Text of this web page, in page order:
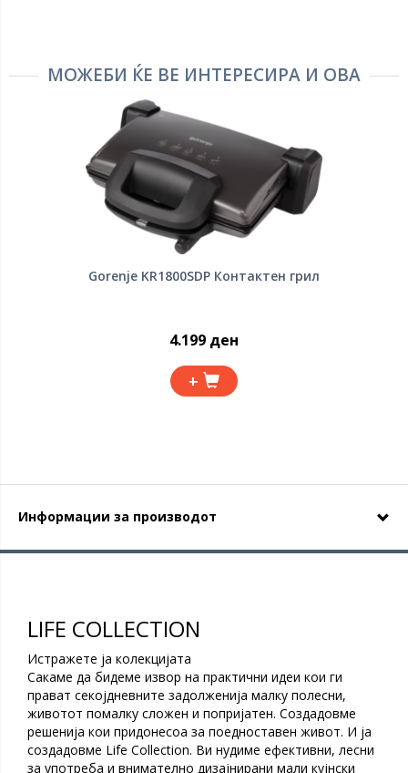
МОЖЕБИ ЌЕ ВЕ ИНТЕРЕСИРА И ОВА
Gorenje KR1800SDP Контактен грил
4.199 ден
+
Информации за производот
LIFE COLLECTION
Истражете ја колекцијата
Сакаме да бидеме извор на практични идеи кои ги
прават секојдневните задолженија малку полесни,
животот помалку сложен и попријатен. Создадовме
решенија кои придонесоа за поедноставен живот. И ја
создадовме Life Collection. Ви нудиме ефективни, лесни
за употреба и внимателно дизајнирани мали кујнски